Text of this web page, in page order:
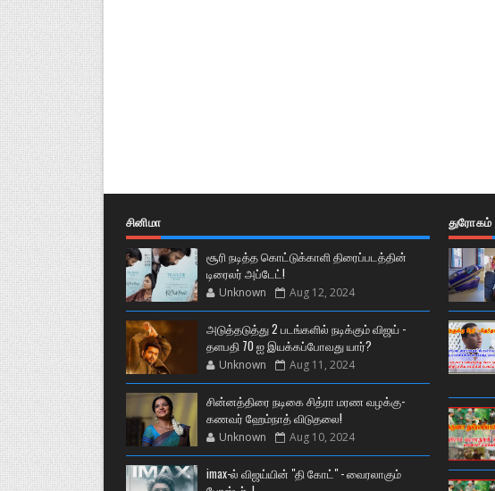
சினிமா
சூரி நடித்த கொட்டுக்காளி திரைப்படத்தின்
டிரைலர் அப்டேட்!
Unknown Aug 12, 2024
அடுத்தடுத்து 2 படங்களில் நடிக்கும் விஜய் -
தளபதி 70 ஐ இயக்கப்போவது யார்?
Unknown Aug 11, 2024
சின்னத்திரை நடிகை சித்ரா மரண வழக்கு-
கணவர் ஹேம்நாத் விடுதலை!
Unknown Aug 10, 2024
imax-ல் விஜய்யின் "தி கோட்" - வைரலாகும்
துரோகம்